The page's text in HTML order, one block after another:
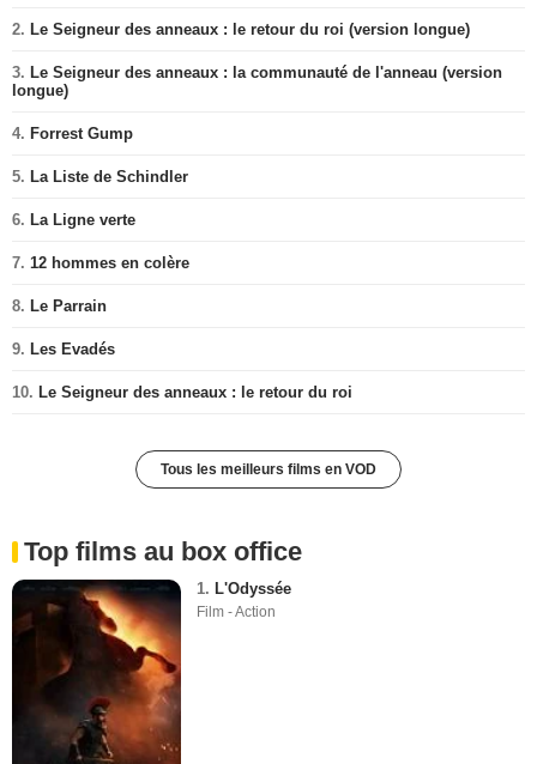
2. Le Seigneur des anneaux : le retour du roi (version longue)
3. Le Seigneur des anneaux : la communauté de l'anneau (version
longue)
4. Forrest Gump
5. La Liste de Schindler
6. La Ligne verte
7. 12 hommes en colère
8. Le Parrain
9. Les Evadés
10. Le Seigneur des anneaux : le retour du roi
Tous les meilleurs films en VOD
Top films au box office
1. L'Odyssée
Film - Action